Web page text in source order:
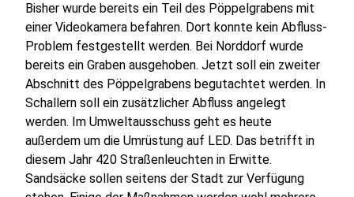
Bisher wurde bereits ein Teil des Pöppelgrabens mit
einer Videokamera befahren. Dort konnte kein Abfluss-
Problem festgestellt werden. Bei Norddorf wurde
bereits ein Graben ausgehoben. Jetzt soll ein zweiter
Abschnitt des Pöppelgrabens begutachtet werden. In
Schallern soll ein zusätzlicher Abfluss angelegt
werden. Im Umweltausschuss geht es heute
außerdem um die Umrüstung auf LED. Das betrifft in
diesem Jahr 420 Straßenleuchten in Erwitte.
Sandsäcke sollen seitens der Stadt zur Verfügung